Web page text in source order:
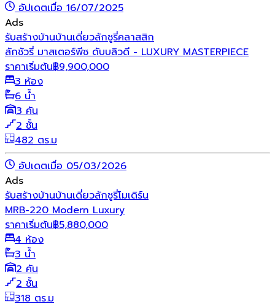
อัปเดตเมื่อ 16/07/2025
Ads
รับสร้างบ้านบ้านเดี่ยวลักชูรี่คลาสสิก
ลักชัวรี่ มาสเตอร์พีซ ดับบลิวดี - LUXURY MASTERPIECE
ราคาเริ่มต้น฿9,900,000
3 ห้อง
6 น้ำ
3 คัน
2 ชั้น
482 ตร.ม
อัปเดตเมื่อ 05/03/2026
Ads
รับสร้างบ้านบ้านเดี่ยวลักชูรี่โมเดิร์น
MRB-220 Modern Luxury
ราคาเริ่มต้น฿5,880,000
4 ห้อง
3 น้ำ
2 คัน
2 ชั้น
318 ตร.ม